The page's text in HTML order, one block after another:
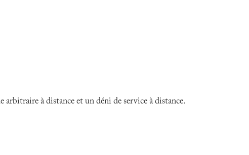
à distance et un déni de service à distance.